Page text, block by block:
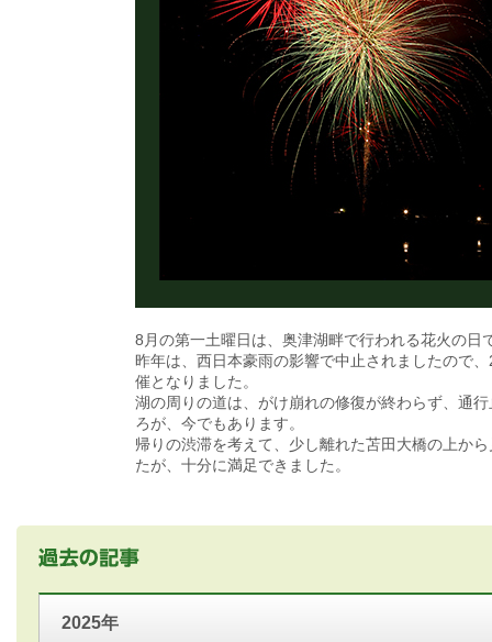
8月の第一土曜日は、奥津湖畔で行われる花火の日
昨年は、西日本豪雨の影響で中止されましたので
催となりました。
湖の周りの道は、がけ崩れの修復が終わらず、通
ろが、今でもあります。
帰りの渋滞を考えて、少し離れた苫田大橋の上か
たが、十分に満足できました。
2025年